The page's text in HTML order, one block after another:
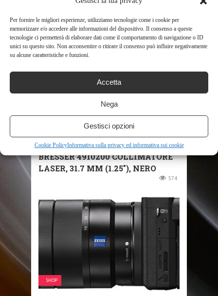
Per fornire le migliori esperienze, utilizziamo tecnologie come i cookie per
memorizzare e/o accedere alle informazioni del dispositivo. Il consenso a queste
tecnologie ci permetterà di elaborare dati come il comportamento di navigazione o ID
unici su questo sito. Non acconsentire o ritirare il consenso può influire negativamente
su alcune caratteristiche e funzioni.
Accetta
Nega
Gestisci opzioni
Cookie PolicyInformativa sulla privacy ed informativa sui cookie
RELATED POSTS
BRESSER 4910200 COLLIMATORE
LASER, 31.7 MM (1.25″), NERO
574
SHOP